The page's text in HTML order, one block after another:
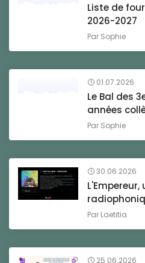
Liste de
2026-2027
Par Sophie
01.07.2026
Le Bal des
années
Par Sophie
30.06.2026
Par Laetitia
25.06.2026